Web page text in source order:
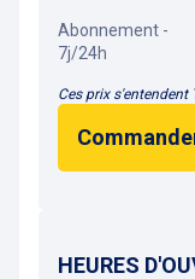
Abonnement -
7j/24h
Ces prix s'entendent
HEURES